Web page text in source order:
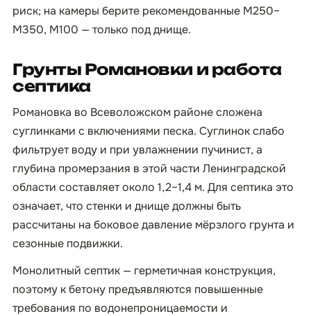
риск; на камеры берите рекомендованные М250–
М350, М100 — только под днище.
Грунты Романовки и работа
септика
Романовка во Всеволожском районе сложена
суглинками с включениями песка. Суглинок слабо
фильтрует воду и при увлажнении пучинист, а
глубина промерзания в этой части Ленинградской
области составляет около 1,2–1,4 м. Для септика это
означает, что стенки и днище должны быть
рассчитаны на боковое давление мёрзлого грунта и
сезонные подвижки.
Монолитный септик — герметичная конструкция,
поэтому к бетону предъявляются повышенные
требования по водонепроницаемости и